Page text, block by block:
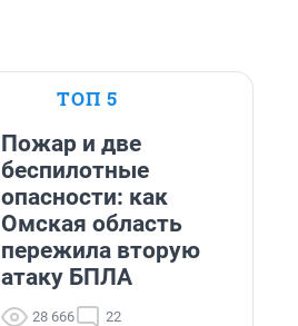
ТОП 5
Пожар и две
беспилотные
опасности: как
Омская область
пережила вторую
атаку БПЛА
28 666 22